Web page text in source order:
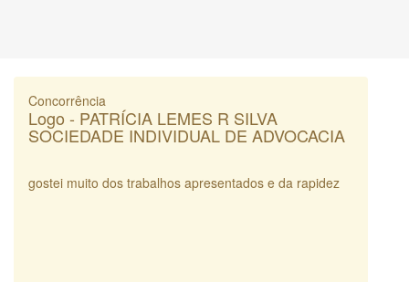
Concorrência
Logo - PATRÍCIA LEMES R SILVA
SOCIEDADE INDIVIDUAL DE ADVOCACIA
gostei muito dos trabalhos apresentados e da rapidez